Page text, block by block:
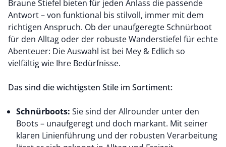
Braune Stiefel bieten für jeden Anlass die passende
Antwort – von funktional bis stilvoll, immer mit dem
richtigen Anspruch. Ob der unaufgeregte Schnürboot
für den Alltag oder der robuste Wanderstiefel für echte
Abenteuer: Die Auswahl ist bei Mey & Edlich so
vielfältig wie Ihre Bedürfnisse.
Das sind die wichtigsten Stile im Sortiment:
Schnürboots: Sie sind der Allrounder unter den
Boots – unaufgeregt und doch markant. Mit seiner
klaren Linienführung und der robusten Verarbeitung